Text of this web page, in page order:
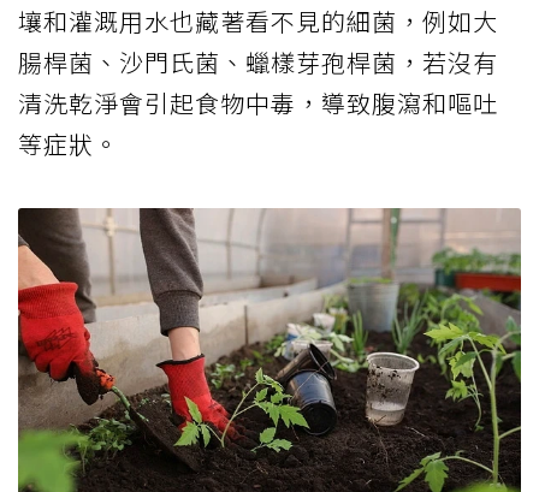
壤和灌溉用水也藏著看不見的細菌，例如大
腸桿菌、沙門氏菌、蠟樣芽孢桿菌，若沒有
清洗乾淨會引起食物中毒，導致腹瀉和嘔吐
等症狀。